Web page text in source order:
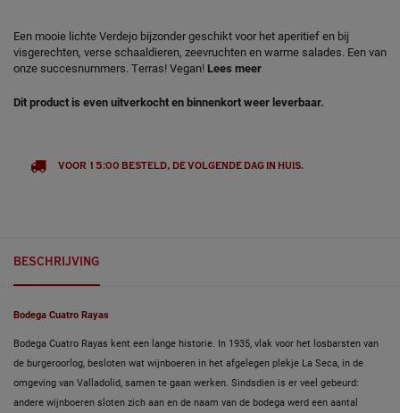
Een mooie lichte Verdejo bijzonder geschikt voor het aperitief en bij
visgerechten, verse schaaldieren, zeevruchten en warme salades. Een van
onze succesnummers. Terras! Vegan! Lees meer
Dit product is even uitverkocht en binnenkort weer leverbaar.
VOOR 15:00 BESTELD, DE VOLGENDE DAG IN HUIS.
BESCHRIJVING
Bodega Cuatro Rayas
Bodega Cuatro Rayas kent een lange historie. In 1935, vlak voor het losbarsten van
de burgeroorlog, besloten wat wijnboeren in het afgelegen plekje La Seca, in de
omgeving van Valladolid, samen te gaan werken. Sindsdien is er veel gebeurd:
andere wijnboeren sloten zich aan en de naam van de bodega werd een aantal